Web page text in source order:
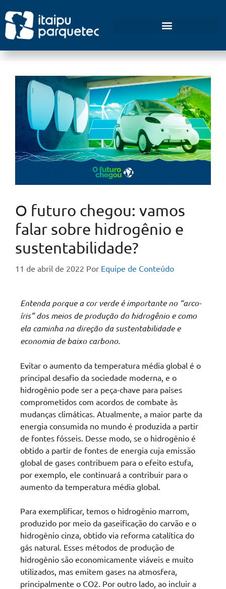
O futuro chegou: vamos
falar sobre hidrogênio e
sustentabilidade?
11 de abril de 2022 Por Equipe de Conteúdo
Entenda porque a cor verde é importante no “arco-
íris” dos meios de produção do hidrogênio e como
ela caminha na direção da sustentabilidade e
economia de baixo carbono.
Evitar o aumento da temperatura média global é o
principal desafio da sociedade moderna, e o
hidrogênio pode ser a peça-chave para países
comprometidos com acordos de combate às
mudanças climáticas. Atualmente, a maior parte da
energia consumida no mundo é produzida a partir
de fontes fósseis. Desse modo, se o hidrogênio é
obtido a partir de fontes de energia cuja emissão
global de gases contribuem para o efeito estufa,
por exemplo, ele continuará a contribuir para o
aumento da temperatura média global.
Para exemplificar, temos o hidrogênio marrom,
produzido por meio da gaseificação do carvão e o
hidrogênio cinza, obtido via reforma catalítica do
gás natural. Esses métodos de produção de
hidrogênio são economicamente viáveis e muito
utilizados, mas emitem gases na atmosfera,
principalmente o CO2. Por outro lado, ao incluir a